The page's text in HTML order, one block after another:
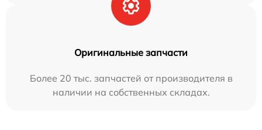
Оригинальные запчасти
Более 20 тыс. запчастей от производителя в
наличии на собственных складах.